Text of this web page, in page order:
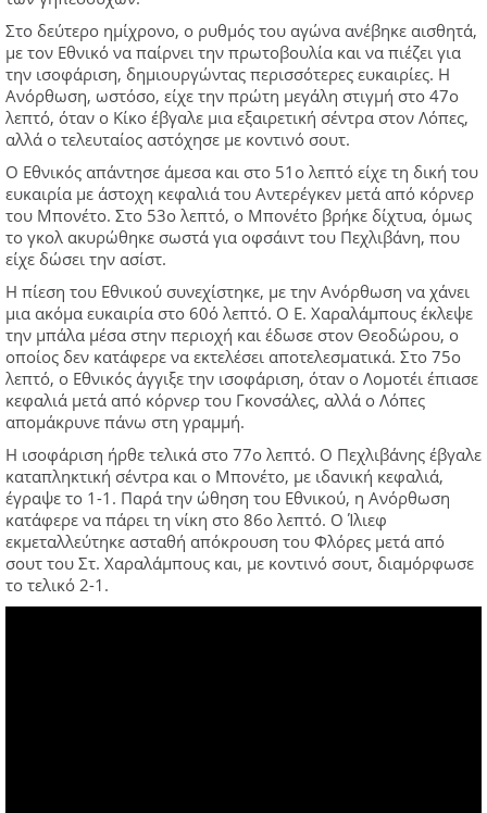
Στο δεύτερο ημίχρονο, ο ρυθμός του αγώνα ανέβηκε αισθητά,
με τον Εθνικό να παίρνει την πρωτοβουλία και να πιέζει για
την ισοφάριση, δημιουργώντας περισσότερες ευκαιρίες. Η
Ανόρθωση, ωστόσο, είχε την πρώτη μεγάλη στιγμή στο 47ο
λεπτό, όταν ο Κίκο έβγαλε μια εξαιρετική σέντρα στον Λόπες,
αλλά ο τελευταίος αστόχησε με κοντινό σουτ.
Ο Εθνικός απάντησε άμεσα και στο 51ο λεπτό είχε τη δική του
ευκαιρία με άστοχη κεφαλιά του Αντερέγκεν μετά από κόρνερ
του Μπονέτο. Στο 53ο λεπτό, ο Μπονέτο βρήκε δίχτυα, όμως
το γκολ ακυρώθηκε σωστά για οφσάιντ του Πεχλιβάνη, που
είχε δώσει την ασίστ.
Η πίεση του Εθνικού συνεχίστηκε, με την Ανόρθωση να χάνει
μια ακόμα ευκαιρία στο 60ό λεπτό. Ο Ε. Χαραλάμπους έκλεψε
την μπάλα μέσα στην περιοχή και έδωσε στον Θεοδώρου, ο
οποίος δεν κατάφερε να εκτελέσει αποτελεσματικά. Στο 75ο
λεπτό, ο Εθνικός άγγιξε την ισοφάριση, όταν ο Λομοτέι έπιασε
κεφαλιά μετά από κόρνερ του Γκονσάλες, αλλά ο Λόπες
απομάκρυνε πάνω στη γραμμή.
Η ισοφάριση ήρθε τελικά στο 77ο λεπτό. Ο Πεχλιβάνης έβγαλε
καταπληκτική σέντρα και ο Μπονέτο, με ιδανική κεφαλιά,
έγραψε το 1-1. Παρά την ώθηση του Εθνικού, η Ανόρθωση
κατάφερε να πάρει τη νίκη στο 86ο λεπτό. Ο Ίλιεφ
εκμεταλλεύτηκε ασταθή απόκρουση του Φλόρες μετά από
σουτ του Στ. Χαραλάμπους και, με κοντινό σουτ, διαμόρφωσε
το τελικό 2-1.